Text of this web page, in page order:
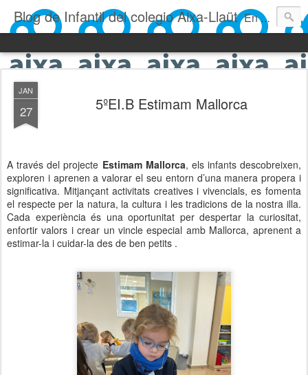
Blog de Infantil del colegio Aixa-Llaüt En nuestro blog verás las actividades del día a día de Infantil, de los alumnos de 0 a 6 años: los talleres, los experimentos, las rutinas, las clases, los patios, etc. ¡Todo aquello que los más pequeños no saben contar!
JAN
27 5ºEI.B Estimam Mallorca
A través del projecte Estimam Mallorca, els infants descobreixen,
exploren i aprenen a valorar el seu entorn d’una manera propera i
significativa. Mitjançant activitats creatives i vivencials, es fomenta
el respecte per la natura, la cultura i les tradicions de la nostra illa.
Cada experiència és una oportunitat per despertar la curiositat,
enfortir valors i crear un vincle especial amb Mallorca, aprenent a
estimar-la i cuidar-la des de ben petits .